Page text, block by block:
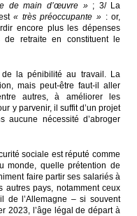
de main d’œuvre »; 3/ La
« très préoccupante »: or,
encore plus les dépenses
retraite en constituent le
la pénibilité au travail. La
mais peut-être faut-il aller
autres, à améliorer les
y parvenir, il suffit d’un projet
aucune nécessité d’abroger
sociale est réputé comme
monde, quelle prétention de
faire partir ses salariés à
autres pays, notamment ceux
de l’Allemagne – si souvent
2023, l’âge légal de départ à